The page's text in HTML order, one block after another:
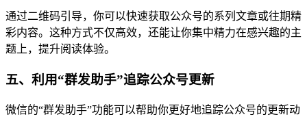
通过二维码引导，你可以快速获取公众号的系列文章或往期精
彩内容。这种方式不仅高效，还能让你集中精力在感兴趣的主
题上，提升阅读体验。
五、利用“群发助手”追踪公众号更新
微信的“群发助手”功能可以帮助你更好地追踪公众号的更新动